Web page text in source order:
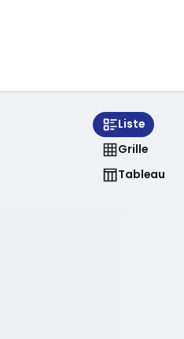
Liste
Grille
Tableau